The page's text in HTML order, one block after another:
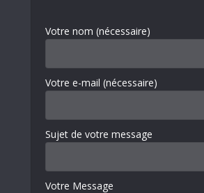
Votre nom (nécessaire)
Votre e-mail (nécessaire)
Sujet de votre message
Votre Message